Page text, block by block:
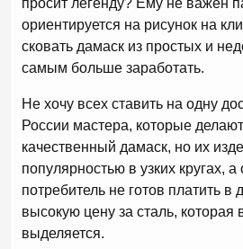
просит легенду? Ему не важен
ориентируется на рисунок на
сковать дамаск из простых и
самым больше заработать.
Не хочу всех ставить на одну
России мастера, которые
качественный дамаск, но их
популярностью в узких кругах, а
потребитель не готов платить в
высокую цену за сталь,
выделяется.